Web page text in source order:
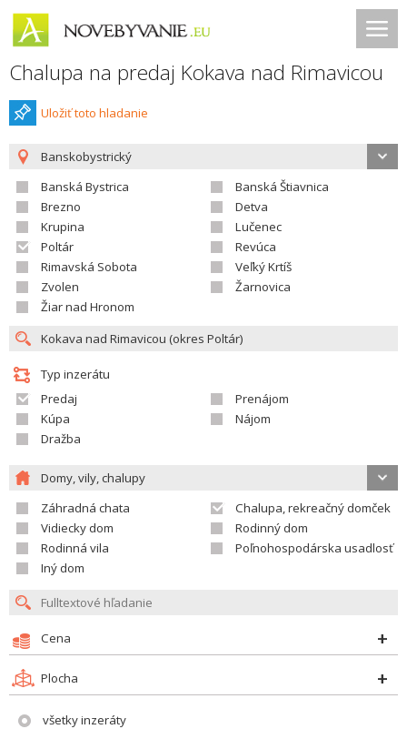
Chalupa na predaj Kokava nad Rimavicou
Uložiť toto hladanie
Banskobystrický
Banská Bystrica
Banská Štiavnica
Brezno
Detva
Krupina
Lučenec
Poltár
Revúca
Rimavská Sobota
Veľký Krtíš
Zvolen
Žarnovica
Žiar nad Hronom
Typ inzerátu
Predaj
Prenájom
Kúpa
Nájom
Dražba
Domy, vily, chalupy
Záhradná chata
Chalupa, rekreačný domček
Vidiecky dom
Rodinný dom
Rodinná vila
Poľnohospodárska usadlosť
Iný dom
Cena
Plocha
všetky inzeráty